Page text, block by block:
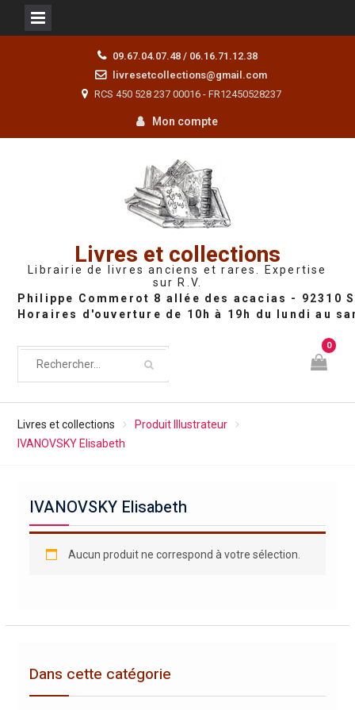
09.67.04.07.48 / 06.16.71.12.38
livresetcollections@gmail.com
RCS 450 528 237 00016 - FR12450528237
Mon compte
Livres et collections
Librairie de livres anciens et rares. Expertise
sur R.V.
0
Livres et collections
Produit Illustrateur
IVANOVSKY Elisabeth
IVANOVSKY Elisabeth
Aucun produit ne correspond à votre sélection.
Dans cette catégorie